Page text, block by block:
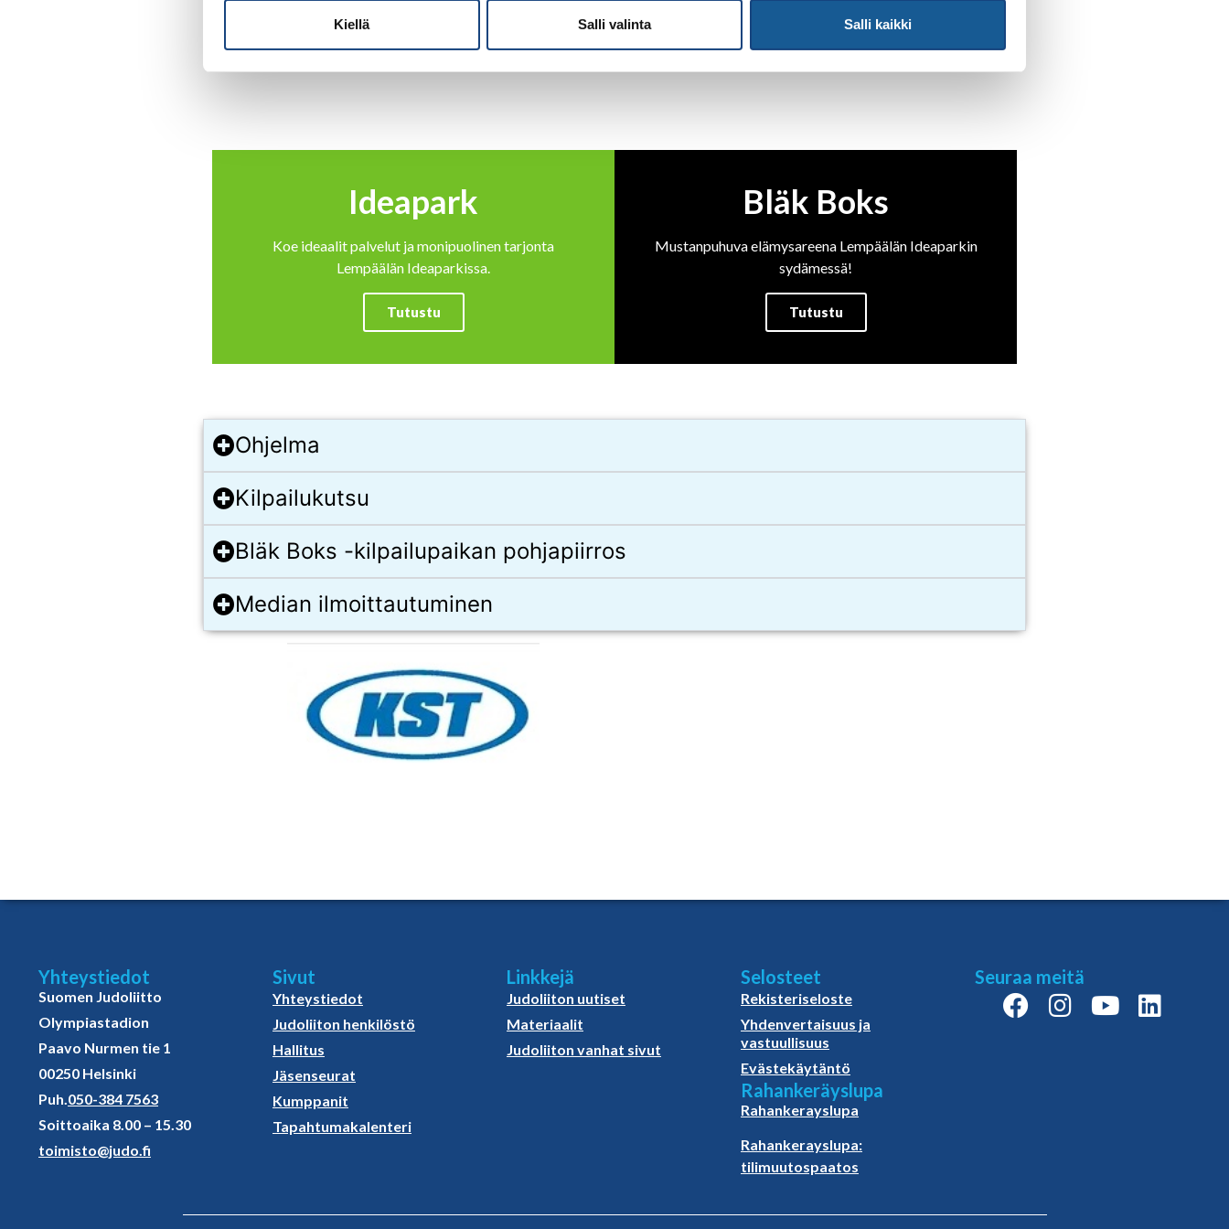
Kiellä Salli valinta Salli kaikki
Ideapark
Koe ideaalit palvelut ja monipuolinen tarjonta
Lempäälän Ideaparkissa.
Tutustu
Bläk Boks
Mustanpuhuva elämysareena Lempäälän Ideaparkin
sydämessä!
Tutustu
Ohjelma
Kilpailukutsu
Bläk Boks -kilpailupaikan pohjapiirros
Median ilmoittautuminen
Yhteystiedot
Suomen Judoliitto
Olympiastadion
Paavo Nurmen tie 1
00250 Helsinki
Puh. 050-384 7563
Soittoaika 8.00 – 15.30
toimisto@judo.fi
Sivut
Yhteystiedot
Judoliiton henkilöstö
Hallitus
Jäsenseurat
Kumppanit
Tapahtumakalenteri
Linkkejä
Judoliiton uutiset
Materiaalit
Judoliiton vanhat sivut
Selosteet
Rekisteriseloste
Yhdenvertaisuus ja
vastuullisuus
Evästekäytäntö
Rahankeräyslupa
Rahankerayslupa
Rahankerayslupa:
tilimuutospaatos
Seuraa meitä